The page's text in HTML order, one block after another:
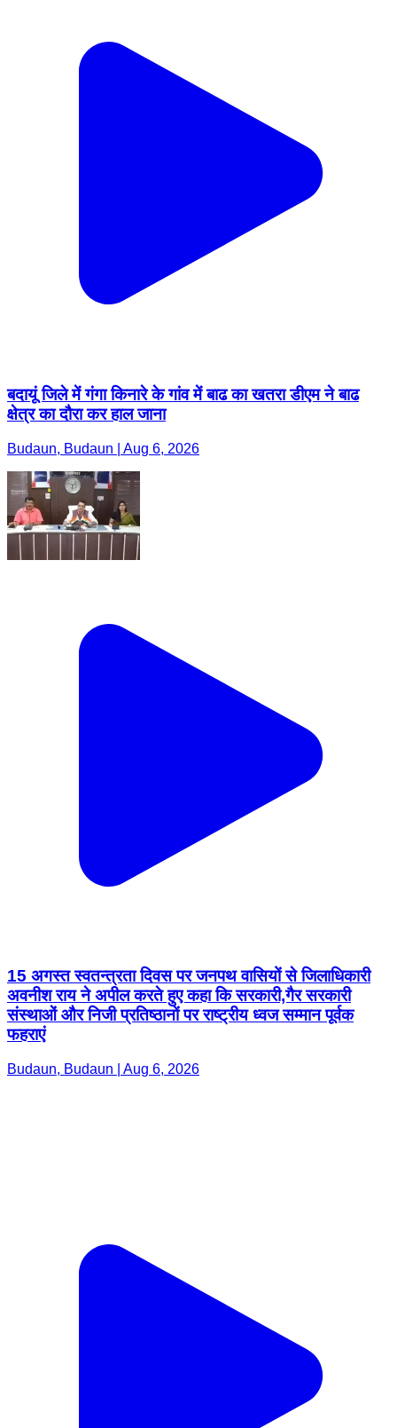
बदायूं जिले में गंगा किनारे के गांव में बाढ का खतरा डीएम ने बाढ
क्षेत्र का दौरा कर हाल जाना
Budaun, Budaun | Aug 6, 2026
15 अगस्त स्वतन्त्रता दिवस पर जनपथ वासियों से जिलाधिकारी
अवनीश राय ने अपील करते हुए कहा कि सरकारी,गैर सरकारी
संस्थाओं और निजी प्रतिष्ठानों पर राष्ट्रीय ध्वज सम्मान पूर्वक
फहराएं
Budaun, Budaun | Aug 6, 2026